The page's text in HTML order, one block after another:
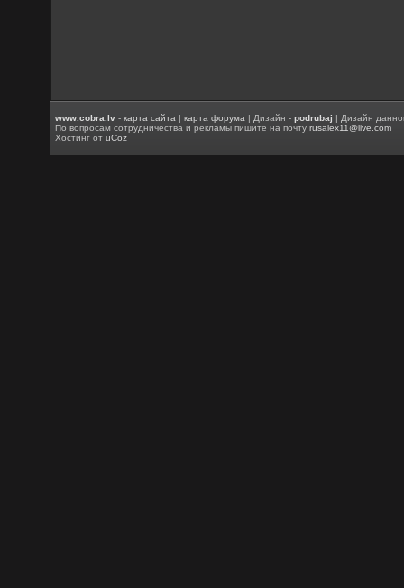
www.cobra.lv -карта сайта |карта форума | Дизайн -podrubaj | Дизайн
По вопросам сотрудничества и рекламы пишите на почтуrusalex11@live.com
Хостинг отuCoz